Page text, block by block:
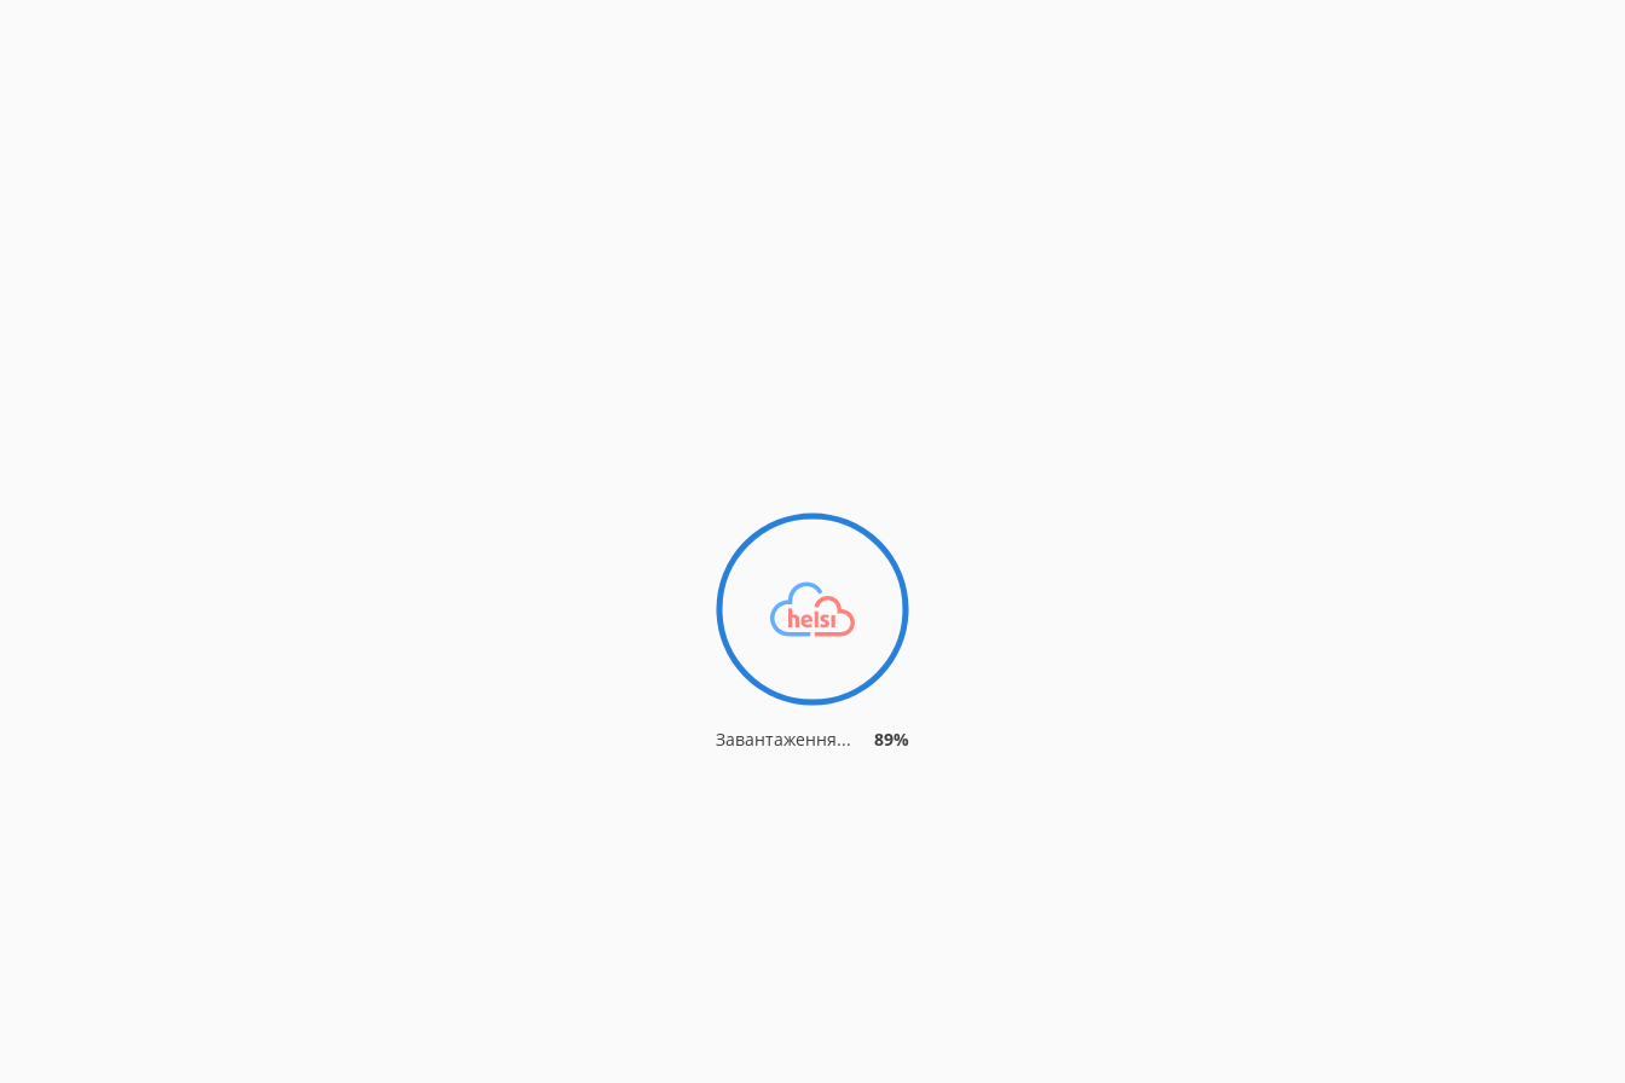
Завантаження... 93%